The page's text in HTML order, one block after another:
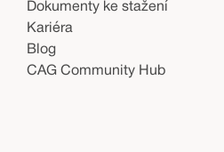
Dokumenty ke stažení
Kariéra
Blog
CAG Community Hub